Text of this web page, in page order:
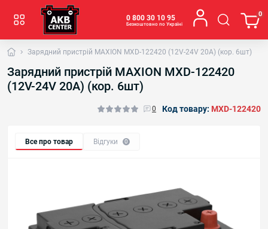
0 800 30 10 95
Безкоштовно по Україні
0
Зарядний пристрій MAXION MXD-122420 (12V-24V 20A) (кор. 6шт)
Зарядний пристрій MAXION MXD-122420
(12V-24V 20A) (кор. 6шт)
0 Код товару: MXD-122420
Все про товар Відгуки 0